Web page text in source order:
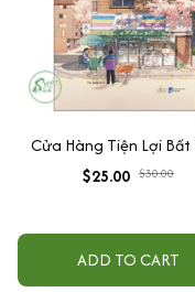
Cửa Hàng Tiện Lợi Bất
$25.00 $30.00
ADD TO CART